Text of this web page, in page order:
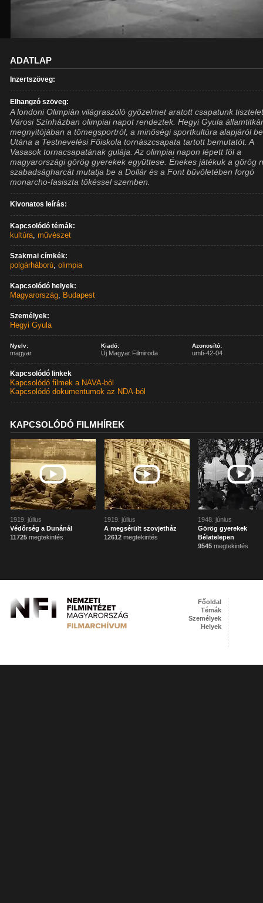
ADATLAP
Inzertszöveg:
Elhangzó szöveg:
A londoni Olimpián világraszóló győzelmet aratott csapatunk
Városi Színházban olimpiai napot rendeztek. Hegyi Gyula
megnyitójában a tömegsportról, a minőségi sportkultúra alapjáról
Utána a Testnevelési Főiskola tornászcsapata tartott bemutatót. A
Vasasok tornacsapatának gulája. Az olimpiai napon lépett föl a
magyarországi görög gyerekek együttese. Énekes játékuk a görög
szabadságharcát mutatja be a Dollár és a Font bűvöletében forgó
monarcho-fasiszta tőkéssel szemben.
Kivonatos leírás:
Kapcsolódó témák:
kultúra,művészet
Szakmai címkék:
polgárháború,olimpia
Kapcsolódó helyek:
Magyarország, Budapest
Személyek:
Hegyi Gyula
Nyelv:
magyar
Kiadó:
Új Magyar Filmiroda
Azonosító:
umfi-42-04
Kapcsolódó linkek
Kapcsolódó filmek a NAVA-ból
Kapcsolódó dokumentumok az NDA-ból
KAPCSOLÓDÓ FILMHÍREK
1919. július
Védőrség a Dunánál
11725 megtekintés
1919. július
A megsérült szovjetház
12612 megtekintés
1948. június
Görög gyerekek
Bélatelepen
9545 megtekintés
Főoldal
Témák
Személyek
Helyek